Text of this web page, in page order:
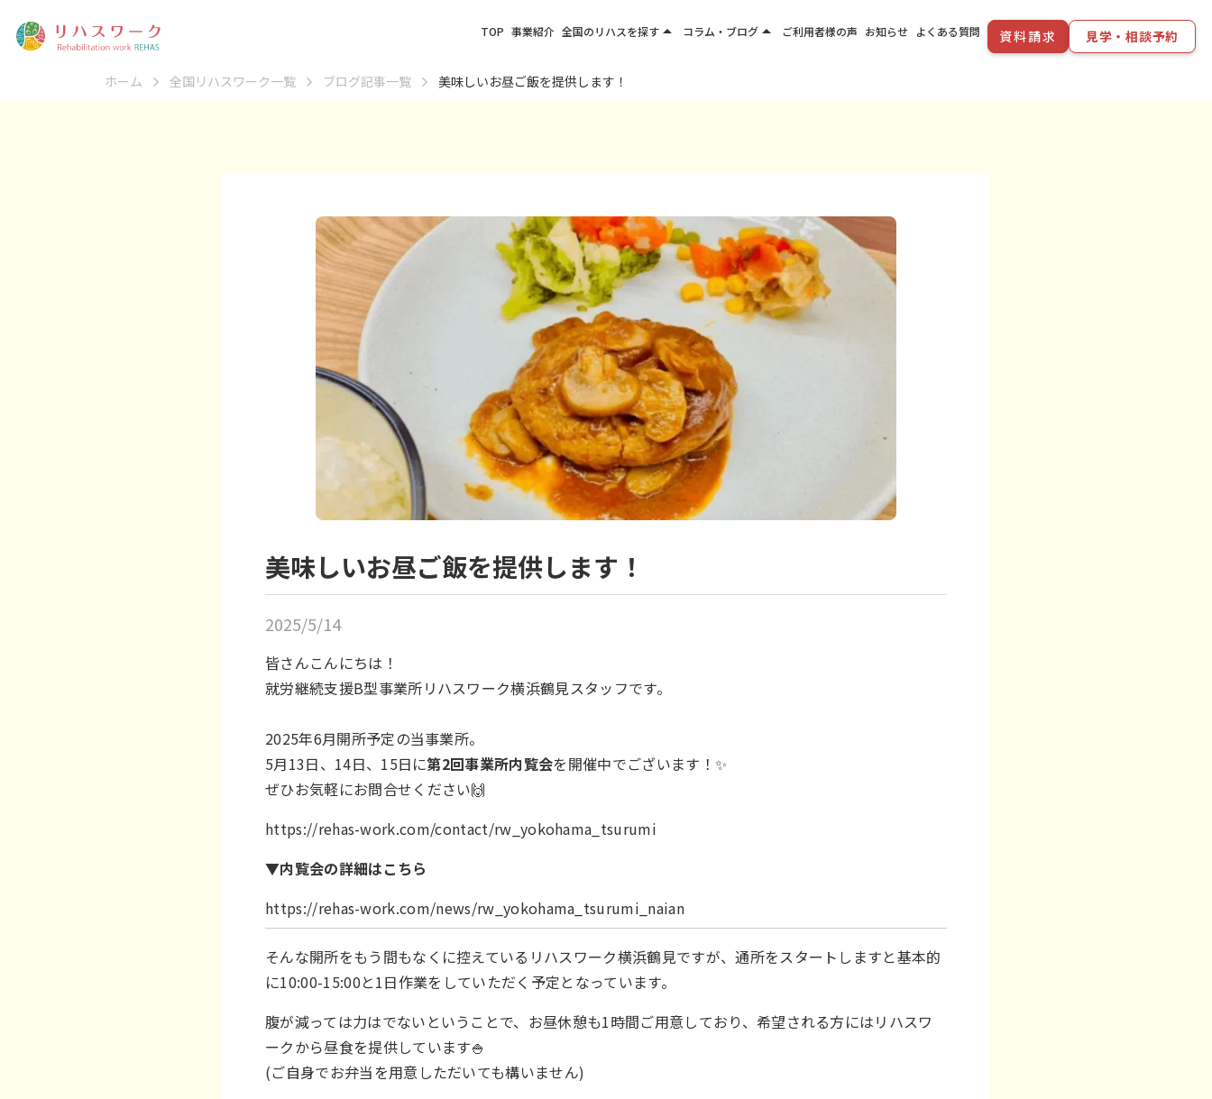
ホーム 全国リハスワーク一覧 ブログ記事一覧 美味しいお昼ご飯を提供します！
美味しいお昼ご飯を提供します！
2025/5/14
皆さんこんにちは！
就労継続支援B型事業所リハスワーク横浜鶴見スタッフです。
2025年6月開所予定の当事業所。
5月13日、14日、15日に第2回事業所内覧会を開催中でございます！✨
ぜひお気軽にお問合せください🙌
https://rehas-work.com/contact/rw_yokohama_tsurumi
▼内覧会の詳細はこちら
https://rehas-work.com/news/rw_yokohama_tsurumi_naian
そんな開所をもう間もなくに控えているリハスワーク横浜鶴見ですが、通所をスタートしますと基本的
に10:00-15:00と1日作業をしていただく予定となっています。
腹が減っては力はでないということで、お昼休憩も1時間ご用意しており、希望される方にはリハスワ
ークから昼食を提供しています🍚
(ご自身でお弁当を用意しただいても構いません)
TOP 事業紹介 全国のリハスを探すarrow_drop_up
東北エリア
四国・九州エリア
コラム・ブログarrow_drop_up ご利用者様の声 お知らせ よくある質問 資料請求 見学・相談予約